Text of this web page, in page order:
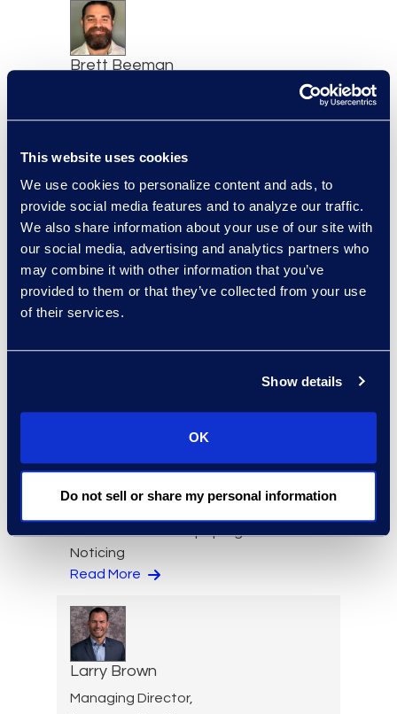
This website uses cookies
We use cookies to personalize content and ads, to
provide social media features and to analyze our traffic.
We also share information about your use of our site with
our social media, advertising and analytics partners who
may combine it with other information that you’ve
provided to them or that they’ve collected from your use
of their services.
Show details
OK
Do not sell or share my personal information
Brett Beeman
Requests
+1 404 904 3928
Read More
Scott Berger
Kyle Bingham
Noticing
Read More
Larry Brown
Managing Director,